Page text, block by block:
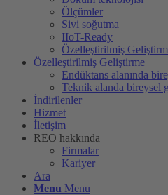
Ölçümler
Sivi soğutma
IIoT-Ready
Özelleştirilmiş
Özelleştirilmiş Geliştirme
Endüktans alanında
Teknik alanda bireysel
İndirilenler
Hizmet
İletişim
REO hakkında
Firmalar
Kariyer
Ara
Menu Menu